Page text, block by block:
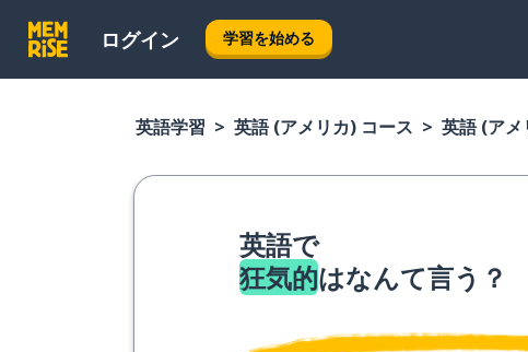
ログイン 学習を始める
英語学習 英語 (アメリカ) コース 英語 (アメ
英語で
狂気的はなんて言う？